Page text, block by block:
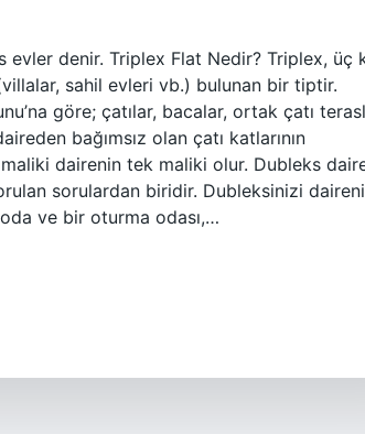
denir. Triplex Flat Nedir? Triplex, üç
sahil evleri vb.) bulunan bir tiptir.
göre; çatılar, bacalar, ortak çatı
bağımsız olan çatı katlarının
dairenin tek maliki olur. Dubleks
sorulardan biridir. Dubleksinizi
ve bir oturma odası,…